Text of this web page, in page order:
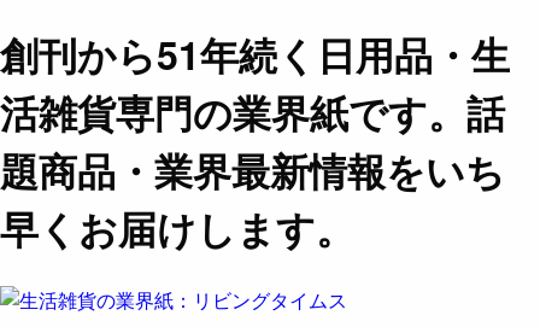
創刊から51年続く日用品・生
活雑貨専門の業界紙です。話
題商品・業界最新情報をいち
早くお届けします。